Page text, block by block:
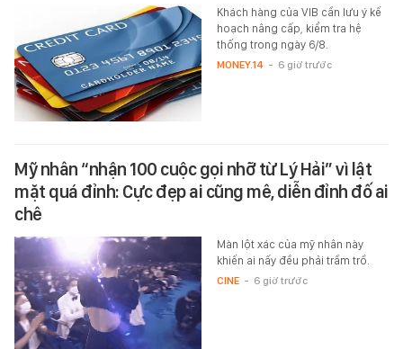
Khách hàng của VIB cần lưu ý kế
hoạch nâng cấp, kiểm tra hệ
thống trong ngày 6/8.
MONEY.14 - 6 giờ trước
Mỹ nhân “nhận 100 cuộc gọi nhỡ từ Lý Hải” vì lật
mặt quá đỉnh: Cực đẹp ai cũng mê, diễn đỉnh đố ai
chê
Màn lột xác của mỹ nhân này
khiến ai nấy đều phải trầm trồ.
CINE - 6 giờ trước